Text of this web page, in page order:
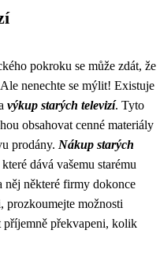
pokroku se může zdát, že
nenechte se mýlit! Existuje
výkup starých televizí. Tyto
obsahovat cenné materiály
prodány. Nákup starých
dává vašemu starému
něj některé firmy dokonce
prozkoumejte možnosti
překvapeni, kolik